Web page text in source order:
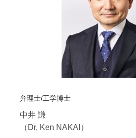
弁理士/工学博士
中井 謙
（Dr, Ken NAKAI）